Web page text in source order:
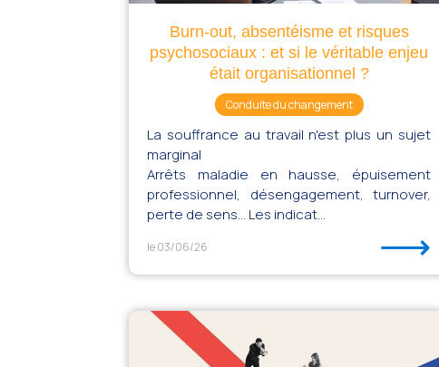
Burn-out, absentéisme et risques
psychosociaux : et si le véritable enjeu
était organisationnel ?
Conduite du changement
La souffrance au travail n'est plus un sujet
marginal
Arrêts maladie en hausse, épuisement
professionnel, désengagement, turnover,
perte de sens… Les indicat...
le 03/06/26 ⟶